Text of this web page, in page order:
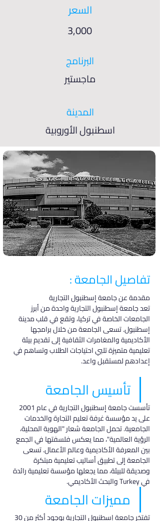
السعر
3,000
البرنامج
ماجستير
المدينة
اسطنبول الأوروبية
تفاصيل الجامعة :
مقدمة عن جامعة إسطنبول التجارية
تعد جامعة إسطنبول التجارية واحدة من أبرز
الجامعات الخاصة في تركيا، وتقع في قلب مدينة
إسطنبول. تسعى الجامعة من خلال برامجها
الأكاديمية والمغامرات الثقافية إلى تقديم بيئة
تعليمية متميزة تلبي احتياجات الطلاب وتساهم في
إعدادهم لمستقبل واعد.
تأسيس الجامعة
على يد مؤسسة غرفة تعليم التجارة والخدمات
الجامعية. تحمل الجامعة شعار "الهوية المحلية،
الرؤية العالمية"، مما يعكس فلسفتها في الجمع
بين المعرفة الأكاديمية وعالم الأعمال. تسعى
الجامعة إلى تطبيق أساليب تعليمية مبتكرة
وصديقة للبيئة، مما يجعلها مؤسسة تعليمية رائدة
في Turkey والبحث الأكاديمي.
مميزات الجامعة